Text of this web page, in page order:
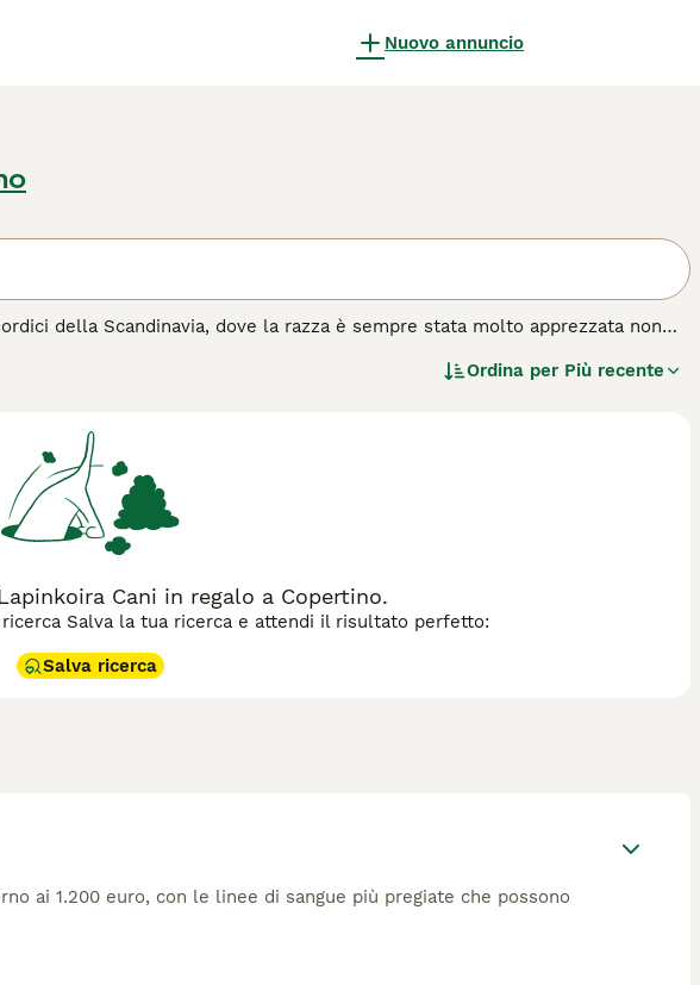
Nuovo annuncio
della Scandinavia, dove la razza è sempre stata molto apprezzata non
e sono molto seri sul lavoro.
Ordina per Più recente
Cani in regalo a Copertino.
Salva la tua ricerca e attendi il risultato perfetto:
Salva ricerca
ai 1.200 euro, con le linee di sangue più pregiate che possono